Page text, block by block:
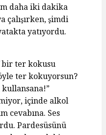
daha iki dakika
çalışırken, şimdi
yatıyordu.
bir ter kokusu
ter kokuyorsun?
içinde alkol
cevabına. Ses
Pardesüsünü